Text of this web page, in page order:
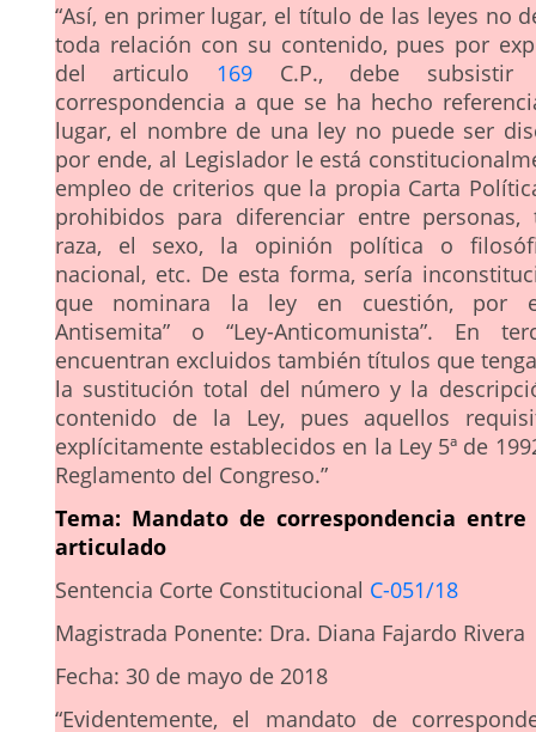
“Así, en primer lugar, el título de las leyes no
toda relación con su contenido, pues por
del articulo 169 C.P., debe subsistir
correspondencia a que se ha hecho
lugar, el nombre de una ley no puede ser
por ende, al Legislador le está
empleo de criterios que la propia Carta
prohibidos para diferenciar entre
raza, el sexo, la opinión política o
nacional, etc. De esta forma, sería
que nominara la ley en cuestión, por
Antisemita” o “Ley-Anticomunista”. En
encuentran excluidos también títulos que
la sustitución total del número y la
contenido de la Ley, pues aquellos
explícitamente establecidos en la Ley 5ª de
Reglamento del Congreso.”
Tema: Mandato de correspondencia
articulado
Sentencia Corte Constitucional C-051/18
Magistrada Ponente: Dra. Diana Fajardo Rivera
Fecha: 30 de mayo de 2018
“Evidentemente, el mandato de